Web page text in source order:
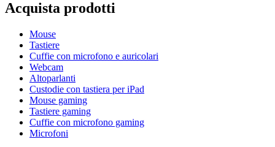
Acquista prodotti
Mouse
Tastiere
Cuffie con microfono e auricolari
Webcam
Altoparlanti
Custodie con tastiera per iPad
Mouse gaming
Tastiere gaming
Cuffie con microfono gaming
Microfoni